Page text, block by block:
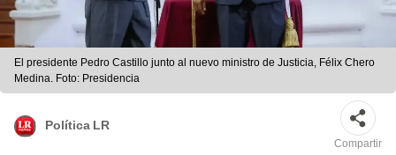
El presidente Pedro Castillo junto al nuevo ministro de Justicia, Félix Chero
Medina. Foto: Presidencia
Política LR
Compartir